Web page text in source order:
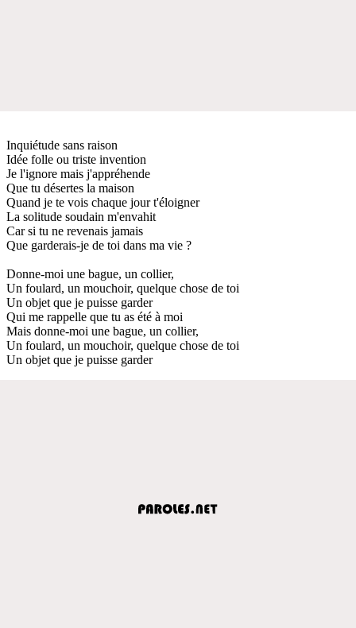
Inquiétude sans raison
Idée folle ou triste invention
Je l'ignore mais j'appréhende
Que tu désertes la maison
Quand je te vois chaque jour t'éloigner
La solitude soudain m'envahit
Car si tu ne revenais jamais
Que garderais-je de toi dans ma vie ?
Donne-moi une bague, un collier,
Un foulard, un mouchoir, quelque chose de toi
Un objet que je puisse garder
Qui me rappelle que tu as été à moi
Mais donne-moi une bague, un collier,
Un foulard, un mouchoir, quelque chose de toi
Un objet que je puisse garder